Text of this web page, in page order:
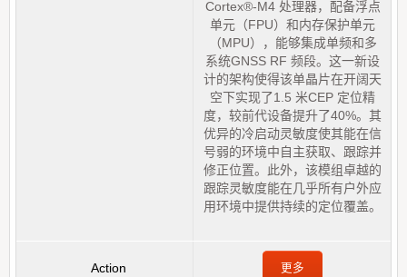
Cortex®-M4 处理器，配备浮点
单元（FPU）和内存保护单元
（MPU），能够集成单频和多
系统GNSS RF 频段。这一新设
计的架构使得该单晶片在开阔天
空下实现了1.5 米CEP 定位精
度，较前代设备提升了40%。其
优异的冷启动灵敏度使其能在信
号弱的环境中自主获取、跟踪并
修正位置。此外，该模组卓越的
跟踪灵敏度能在几乎所有户外应
用环境中提供持续的定位覆盖。
更多